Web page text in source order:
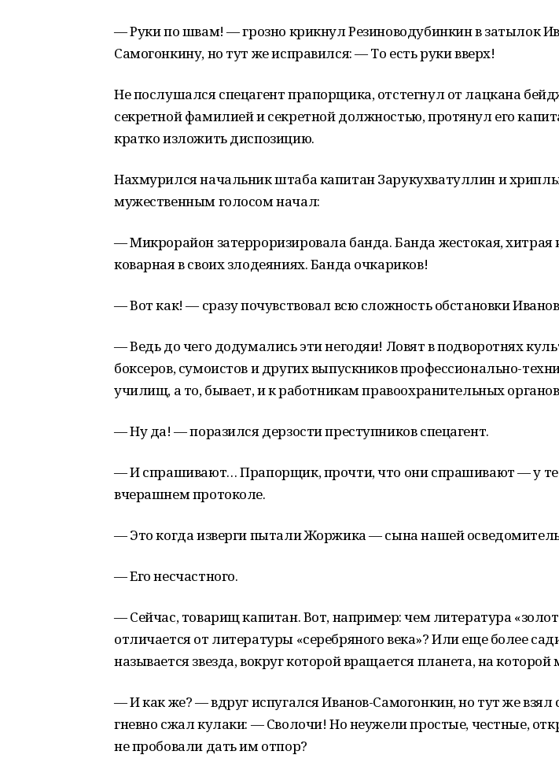
— Руки по швам! — грозно крикнул Резиноводубинкин в затылок
Самогонкину, но тут же исправился: — То есть руки вверх!
Не послушался спецагент прапорщика, отстегнул от лацкана
секретной фамилией и секретной должностью, протянул его
кратко изложить диспозицию.
Нахмурился начальник штаба капитан Зарукухватуллин и
мужественным голосом начал:
— Микрорайон затерроризировала банда. Банда жестокая, хитрая
коварная в своих злодеяниях. Банда очкариков!
— Вот как! — сразу почувствовал всю сложность обстановки
— Ведь до чего додумались эти негодяи! Ловят в подворотнях
боксеров, сумоистов и других выпускников профессионально-
училищ, а то, бывает, и к работникам правоохранительных
— Ну да! — поразился дерзости преступников спецагент.
— И спрашивают… Прапорщик, прочти, что они спрашивают — у
вчерашнем протоколе.
— Это когда изверги пытали Жоржика — сына нашей
— Его несчастного.
— Сейчас, товарищ капитан. Вот, например: чем литература
отличается от литературы «серебряного века»? Или еще более
называется звезда, вокруг которой вращается планета, на
— И как же? — вдруг испугался Иванов-Самогонкин, но тут же взял
гневно сжал кулаки: — Сволочи! Но неужели простые, честные,
не пробовали дать им отпор?